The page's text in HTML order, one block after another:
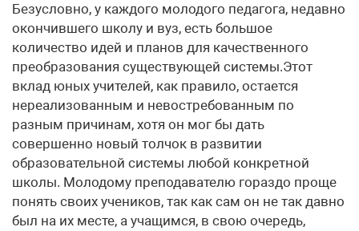
Безусловно, у каждого молодого педагога, недавно
окончившего школу и вуз, есть большое
количество идей и планов для качественного
преобразования существующей системы.Этот
вклад юных учителей, как правило, остается
нереализованным и невостребованным по
разным причинам, хотя он мог бы дать
совершенно новый толчок в развитии
образовательной системы любой конкретной
школы. Молодому преподавателю гораздо проще
понять своих учеников, так как сам он не так давно
был на их месте, а учащимся, в свою очередь,